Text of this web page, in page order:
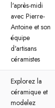
l'après-midi
avec Pierre-
Antoine et son
équipe
d'artisans
céramistes
Explorez la
céramique et
modelez